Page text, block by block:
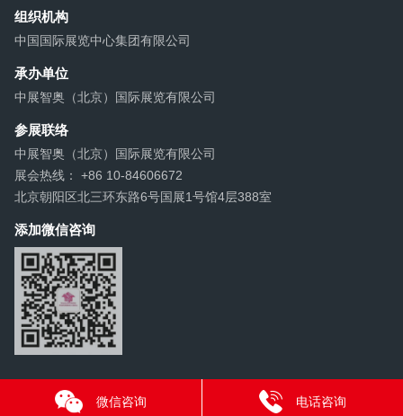
组织机构
中国国际展览中心集团有限公司
承办单位
中展智奥（北京）国际展览有限公司
参展联络
中展智奥（北京）国际展览有限公司
展会热线： +86 10-84606672
北京朝阳区北三环东路6号国展1号馆4层388室
添加微信咨询
微信咨询 电话咨询